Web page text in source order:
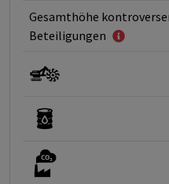
Gesamthöhe
Beteiligungen